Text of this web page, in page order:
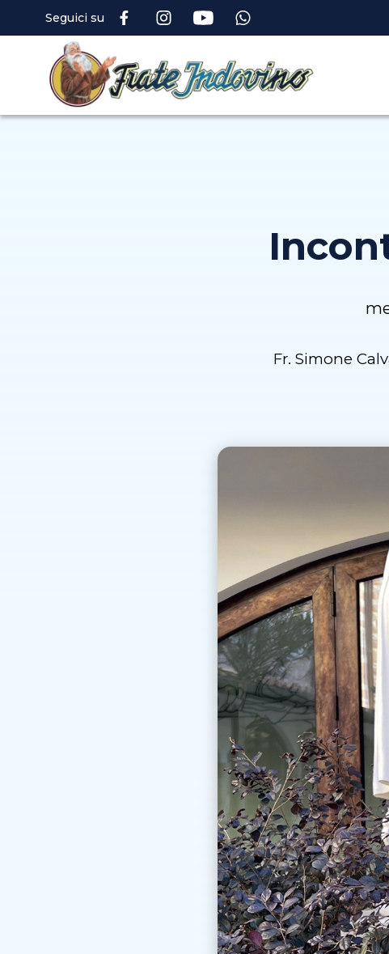
Seguici su
Fr. Simone